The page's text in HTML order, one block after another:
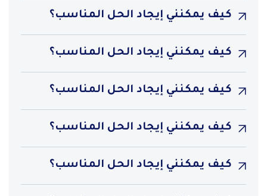
كيف يمكنني إيجاد الحل المناسب؟
كيف يمكنني إيجاد الحل المناسب؟
كيف يمكنني إيجاد الحل المناسب؟
كيف يمكنني إيجاد الحل المناسب؟
كيف يمكنني إيجاد الحل المناسب؟